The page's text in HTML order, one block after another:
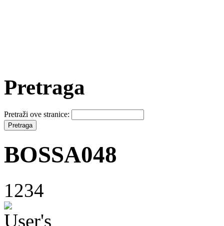
Pretraga
Pretraži ove stranice:
BOSSA048
1234